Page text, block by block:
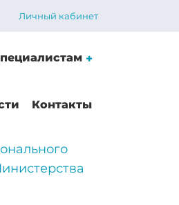
Личный кабинет
Контакты